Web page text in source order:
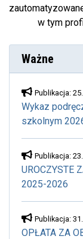
w tym
Ważne
Publikacja:
Wykaz
szkolnym
Publikacja:
UROCZYSTE
2025-2026
Publikacja:
OPŁATA ZA